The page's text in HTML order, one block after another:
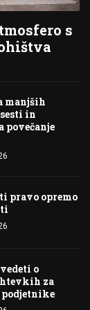
s
manjših
in
povečanje
pravo opremo
o
za
podjetnike